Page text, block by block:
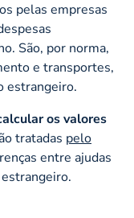
pelas empresas
São, por norma,
e transportes,
estrangeiro.
os valores
tratadas pelo
entre ajudas